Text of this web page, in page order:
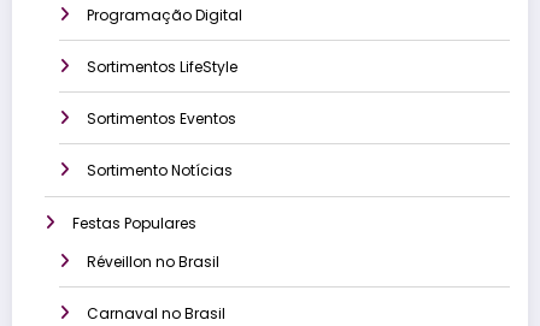
Programação Digital
Sortimentos LifeStyle
Sortimentos Eventos
Sortimento Notícias
Festas Populares
Réveillon no Brasil
Carnaval no Brasil